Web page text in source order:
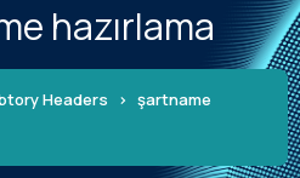
hazırlama
Headers > şartname